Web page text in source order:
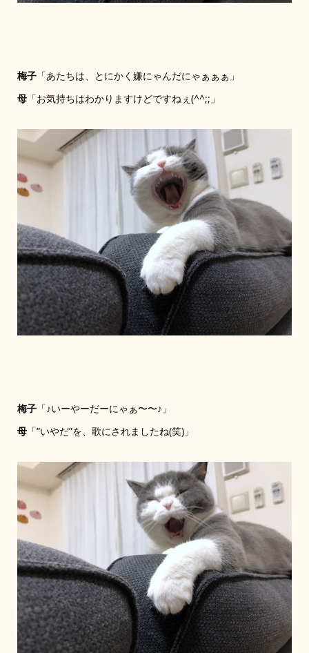
梅子「あたちは、とにかく嫌にゃんだにゃぁぁぁ」
母「お気持ちはわかりますけどですねぇ(^^;;」
梅子「♪いーやーだーにゃぁ〜〜♪」
母「”いやだ”を、歌にされましたね(笑)」